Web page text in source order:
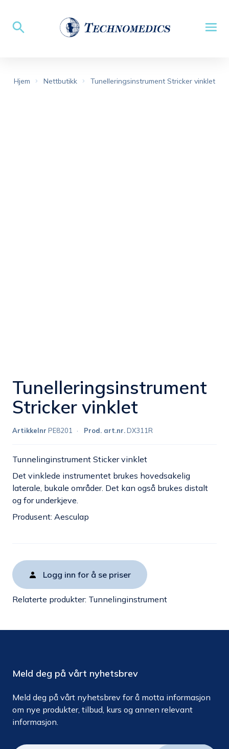
Hjem Nettbutikk Tunelleringsinstrument Stricker vinklet
Tunelleringsinstrument
Stricker vinklet
Artikkelnr PE8201 Prod. art.nr. DX311R
Tunnelinginstrument Sticker vinklet
Det vinklede instrumentet brukes hovedsakelig
laterale, bukale områder. Det kan også brukes distalt
og for underkjeve.
Produsent: Aesculap
Logg inn for å se priser
Relaterte produkter: Tunnelinginstrument
Meld deg på vårt nyhetsbrev
Meld deg på vårt nyhetsbrev for å motta informasjon
om nye produkter, tilbud, kurs og annen relevant
informasjon.